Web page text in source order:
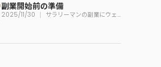
副業開始前の準備
2025/11/30 サラリーマンの副業にウェ
ブサイト作りは必須